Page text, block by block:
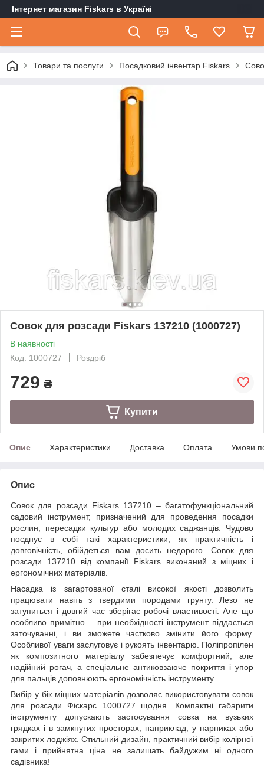
Інтернет магазин Fiskars в Україні
Товари та послуги Посадковий інвентар Fiskars
Совок для розсади Fiskars 137210 (1000727)
В наявності
Код: 1000727
Роздріб
729 ₴
Купити
Опис Характеристики Доставка Оплата Умови
Опис
Совок для розсади Fiskars 137210 – багатофункціональний
садовий інструмент, призначений для проведення посадки
рослин, пересадки культур або молодих саджанців. Чудово
поєднує в собі такі характеристики, як практичність і
довговічність, обійдеться вам досить недорого. Совок для
розсади 137210 від компанії Fiskars виконаний з міцних і
ергономічних матеріалів.
Насадка із загартованої сталі високої якості дозволить
працювати навіть з твердими породами грунту. Лезо не
затупиться і довгий час зберігає робочі властивості. Але що
особливо примітно – при необхідності інструмент піддається
заточуванні, і ви зможете частково змінити його форму.
Особливої уваги заслуговує і рукоять інвентарю. Поліпропілен
як композитного матеріалу забезпечує комфортний, але
надійний рогач, а спеціальне антиковзаюче покриття і упор
для пальців доповнюють ергономічність інструменту.
Вибір у бік міцних матеріалів дозволяє використовувати совок
для розсади Фіскарс 1000727 щодня. Компактні габарити
інструменту допускають застосування совка на вузьких
грядках і в замкнутих просторах, наприклад, у парниках або
закритих лоджіях. Стильний дизайн, практичний вибір колірної
гами і прийнятна ціна не залишать байдужим ні одного
садівника!